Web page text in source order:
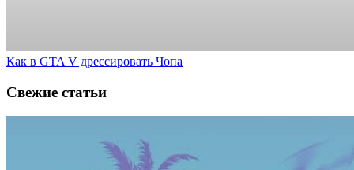
Как в GTA V дрессировать Чопа
Свежие статьи